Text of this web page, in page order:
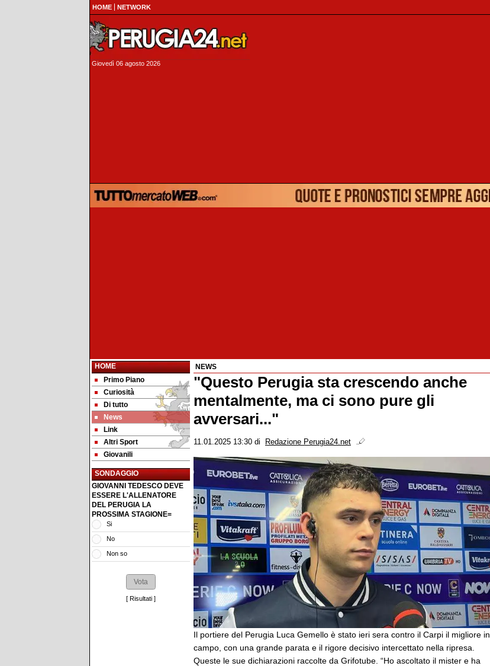
HOME NETWORK
Giovedì 06 agosto 2026
HOME
Primo Piano
Curiosità
Di tutto
News
Link
Altri Sport
Giovanili
SONDAGGIO
GIOVANNI TEDESCO DEVE
ESSERE L'ALLENATORE
DEL PERUGIA LA
PROSSIMA STAGIONE=
Si
No
Non so
[ Risultati ]
NEWS
"Questo Perugia sta crescendo anche
mentalmente, ma ci sono pure gli
avversari..."
11.01.2025 13:30 di Redazione Perugia24.net
Il portiere del Perugia Luca Gemello è stato ieri sera contro il Carpi il migliore in
campo, con una grande parata e il rigore decisivo intercettato nella ripresa.
Queste le sue dichiarazioni raccolte da Grifotube. “Ho ascoltato il mister e ha